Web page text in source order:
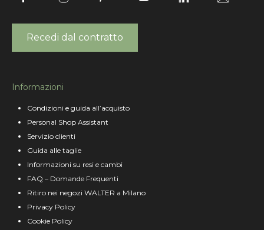
Recedi dal contratto
Informazioni
Condizioni e guida all’acquisto
Personal Shop Assistant
Servizio clienti
Guida alle taglie
Informazioni su resi e cambi
FAQ – Domande Frequenti
Ritiro nei negozi WALTER a Milano
Privacy Policy
Cookie Policy